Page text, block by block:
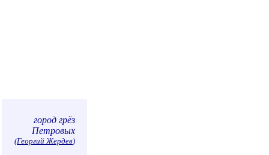
город грёз
Петровых
(Георгий Жердев)